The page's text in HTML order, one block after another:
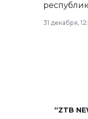
31 декабря,
“ZTB